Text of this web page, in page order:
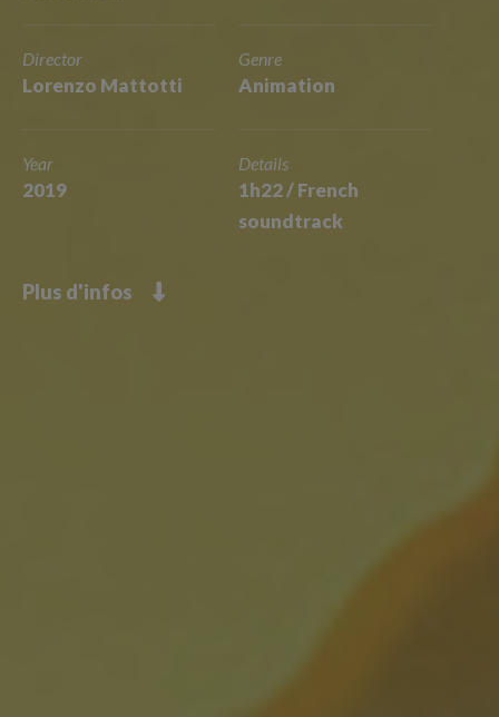
Director
Lorenzo Mattotti
Genre
Animation
Year
2019
Details
1h22 / French
soundtrack
Plus d'infos